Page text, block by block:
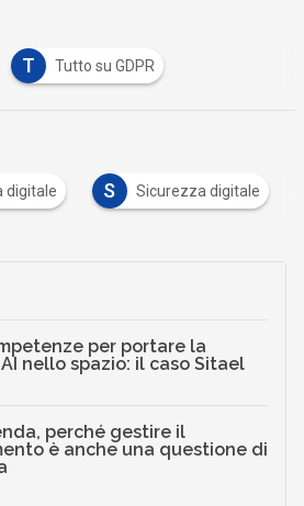
T Tutto su GDPR
digitale S Sicurezza digitale
per portare la
nello spazio: il caso Sitael
perché gestire il
è anche una questione di